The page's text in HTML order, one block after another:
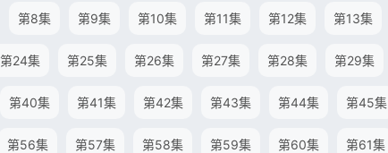
第8集 第9集 第10集 第11集 第12集 第13集
第24集 第25集 第26集 第27集 第28集 第29集
第40集 第41集 第42集 第43集 第44集 第45集
第56集 第57集 第58集 第59集 第60集 第61集